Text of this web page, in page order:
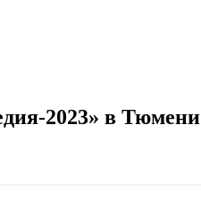
2023» в Тюмени